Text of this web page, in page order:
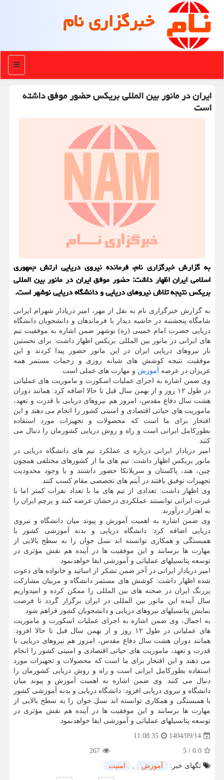
خبرگزاری نام
منو
ایران در مانور بین المللی بریکس حضور موفق داشته
است
به گزارش خبرگزاری نام، فرمانده نیروی دریایی ارتش جمهوری
اسلامی ایران اظهار داشت: حضور موفق ایران در مانور بین المللی
بریکس نتیجه تلاش نیروهای دریایی و دانشگاه دریایی نوشهر است.
به گزارش خبرگزاری نام به نقل از مهر، امیر دریادار شهرام ایرانی
شامگاه پنجشنبه در حاشیه دیدار با فرماندهان و دانشجویان دانشگاه
دریایی حضرت امام خمینی (ره) نوشهر ضمن اشاره به موفقیت تیم
های ایرانی در مانور بین المللی بریکس اظهار داشت: برای نخستین
بار نیروهای دریایی ایران در این مانور حضور پیدا کردند و این
موفقیت نتیجه کوشش های شبانه روزی و زحمات مستمر همه
عزیزان در عرصه آموزش و مهارت های عملی است.
وی ضمن اشاره به اجرای عملیات اسکورت و ماموریت های عملیاتی
در طول ۱۲ روز و از بهمن سال قبل تا حالا اضافه کرد: همانند دوران
هشت سال دفاع مقدس، امروز هم نیروهای دریایی با قدرت و تعهد،
ماموریت های حیاتی اقتصادی و امنیتی کشور را انجام می دهند و این
افتخار برای ما است که محصولات و تجهیزات مورد استفاده
بطورکامل ایرانی است و راه و روش دریایی کشورمان را دنبال می
کنند.
امیر دریادار ایرانی درباره ی عملکرد تیم های دانشگاه دریایی در
مانور بریکس اظهار داشت: تیم های ما از کشورهای مختلفی همچون
چین، هند، پاکستان و سریلانکا حضور داشتند و با وجود محدودیت
تجهیزات توفیق یافتند در آیتم های تخصصی مقام کسب کنند.
وی اظهار داشت: تعدادی از تیم های ما با تعداد نفرات کمتر اما با
غیرت ایرانی توانستند عملکردی درخشان عرضه کنند و پرچم ایران را
به اهتزاز درآورند.
وی ضمن اشاره به اهمیت آموزش و پیوند میان دانشگاه و نیروی
دریایی اضافه کرد: دانشگاه دریایی و بدنه آموزشی کشور با
همبستگی و همکاری توانسته اند نسل جوان را به سطح بالایی از
مهارت ها برسانند و این موفقیت ها در آینده هم نقش مؤثری در
توسعه پتانسیلهای عملیاتی و آموزشی ایفا خواهدنمود.
امیر دریادار ایرانی در آخر ضمن تشکر از اساتید و خانواده های دعوت
شده اظهار داشت: کوشش های مستمر دانشگاه و مربیان مشارکت
پررنگ ایران در صحنه های بین المللی را ممکن کرده و امیدواریم
سال آینده این مانور بین المللی در ایران برگزار گردد تا فرصت
نمایش پتانسیلهای نیروهای دریایی و دانشجویان کشور فراهم شود.
به اجمال، وی ضمن اشاره به اجرای عملیات اسکورت و ماموریت
های عملیاتی در طول ۱۲ روز و از بهمن سال قبل تا حالا افزود:
همانند دوران هشت سال دفاع مقدس، امروز هم نیروهای دریایی با
قدرت و تعهد، ماموریت های حیاتی اقتصادی و امنیتی کشور را انجام
می دهند و این افتخار برای ما است که محصولات و تجهیزات مورد
استفاده بطورکامل ایرانی است و راه و روش دریایی کشورمان را
دنبال می کنند. وی ضمن اشاره به اهمیت آموزش و پیوند میان
دانشگاه و نیروی دریایی افزود: دانشگاه دریایی و بدنه آموزشی کشور
با همبستگی و همکاری توانسته اند نسل جوان را به سطح بالایی از
مهارت ها برسانند و این موفقیت ها در آینده هم نقش مؤثری در
توسعه پتانسیلهای عملیاتی و آموزشی ایفا خواهدنمود.
1404/09/14
11:08:35
0.0
/
5
267
تگهای خبر:
آموزش , امنیت